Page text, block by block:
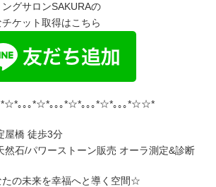
ングサロンSAKURAの
チケット取得はこちら
｡｡｡*☆*｡｡｡*☆*｡｡｡*☆*｡｡｡*☆☆*
屋橋 徒歩3分
然石/パワーストーン販売 オーラ測定&診断
の未来を幸福へと導く空間☆